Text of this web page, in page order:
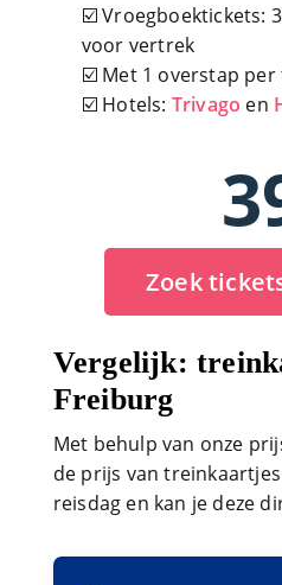
☑️ Vroegboektickets:
voor vertrek
☑️ Met 1 overstap
☑️ Hotels: Trivago en
Zoek
Vergelijk:
Freiburg
Met behulp van onze
de prijs van
reisdag en kan je deze